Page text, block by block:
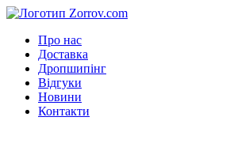
Про нас
Доставка
Дропшипінг
Відгуки
Новини
Контакти